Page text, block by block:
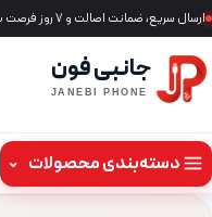
ارسال سریع، ضمانت اصالت و ۷ روز فرصت بررسی کالا
جانبی فون
JANEBI PHONE
دسته‌بندی محصولات ⌄